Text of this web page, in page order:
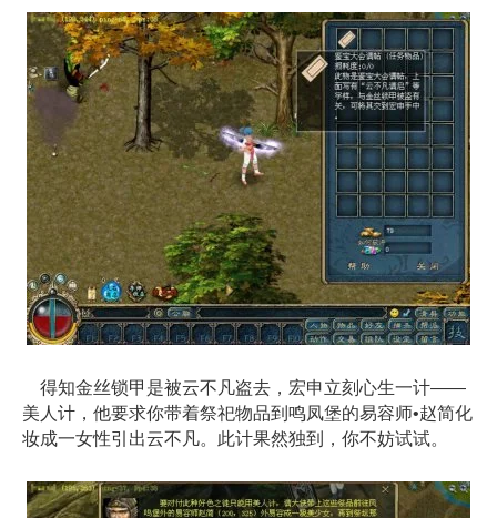
得知金丝锁甲是被云不凡盗去，宏申立刻心生一计——
美人计，他要求你带着祭祀物品到鸣凤堡的易容师•赵简化
妆成一女性引出云不凡。此计果然独到，你不妨试试。